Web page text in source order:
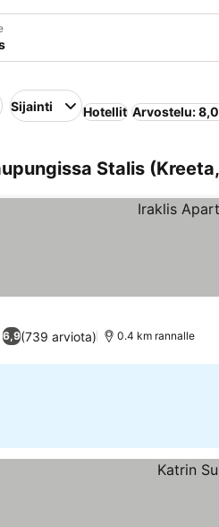
Sijainti Hotellit Arvostelu:
Stalis
6,9(739 arviota) 0.4 km rannalle